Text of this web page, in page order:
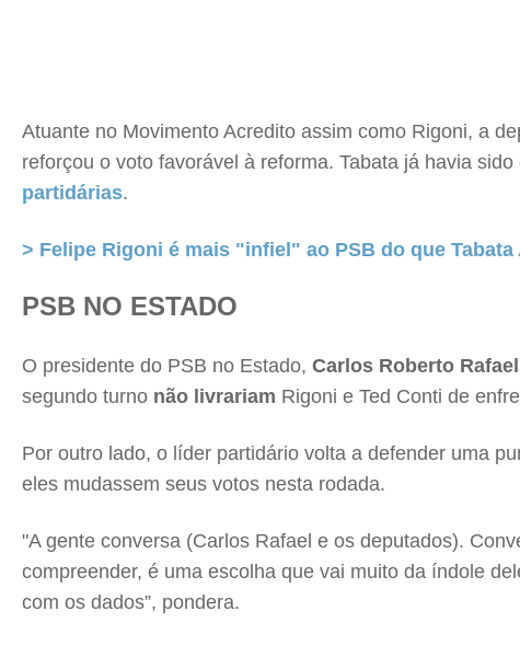
Atuante no Movimento Acredito assim como Rigoni, a
reforçou o voto favorável à reforma. Tabata já havia
partidárias.
> Felipe Rigoni é mais "infiel" ao PSB do que Tabata
PSB NO ESTADO
O presidente do PSB no Estado, Carlos Roberto Rafael
segundo turno não livrariam Rigoni e Ted Conti de
Por outro lado, o líder partidário volta a defender uma
eles mudassem seus votos nesta rodada.
"A gente conversa (Carlos Rafael e os deputados).
compreender, é uma escolha que vai muito da índole
com os dados”, pondera.